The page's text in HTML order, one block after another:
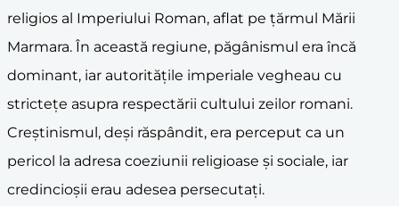
religios al Imperiului Roman, aflat pe țărmul Mării
Marmara. În această regiune, păgânismul era încă
dominant, iar autoritățile imperiale vegheau cu
strictețe asupra respectării cultului zeilor romani.
Creștinismul, deși răspândit, era perceput ca un
pericol la adresa coeziunii religioase și sociale, iar
credincioșii erau adesea persecutați.